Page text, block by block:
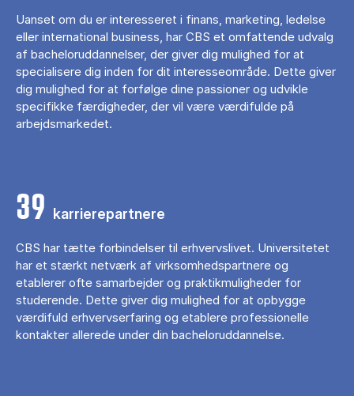
Uanset om du er interesseret i finans, marketing, ledelse
eller international business, har CBS et omfattende udvalg
af bacheloruddannelser, der giver dig mulighed for at
specialisere dig inden for dit interesseområde. Dette giver
dig mulighed for at forfølge dine passioner og udvikle
specifikke færdigheder, der vil være værdifulde på
arbejdsmarkedet.
39 karrierepartnere
CBS har tætte forbindelser til erhvervslivet. Universitetet
har et stærkt netværk af virksomhedspartnere og
etablerer ofte samarbejder og praktikmuligheder for
studerende. Dette giver dig mulighed for at opbygge
værdifuld erhvervserfaring og etablere professionelle
kontakter allerede under din bacheloruddannelse.